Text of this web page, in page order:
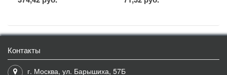
Контакты
г. Москва, ул. Барышиха, 57Б